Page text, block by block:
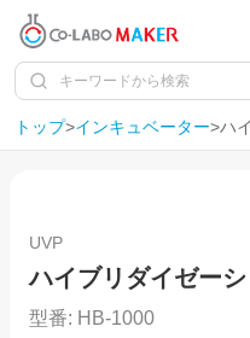
トップ>インキュベーター>ハ
UVP
ハイブリダイゼー
型番: HB-1000